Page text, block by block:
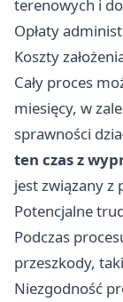
terenowych i
Opłaty
Koszty
Cały proces
miesięcy, w
sprawności
ten czas z
jest związany z
Potencjalne
Podczas
przeszkody,
Niezgodność